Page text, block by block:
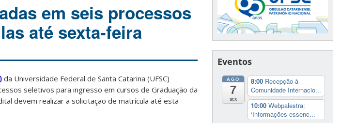
em seis processos
até sexta-feira
da Universidade Federal de Santa Catarina (UFSC)
seletivos para ingresso em cursos de Graduação da
devem realizar a solicitação de matrícula até esta
Eventos
AGO
7
sex
8:00 Recepção à
Comunidade Internacio...
10:00 Webpalestra:
‘Informações essenc...